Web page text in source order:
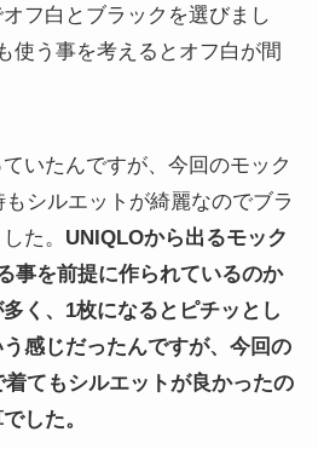
フ白とブラックを選びまし
使う事を考えるとオフ白が間
いたんですが、今回のモック
シルエットが綺麗なのでブラ
た。 UNIQLOから出るモック
事を前提に作られているのか
く、1枚になるとピチッとし
感じだったんですが、今回の
てもシルエットが良かったの
した。